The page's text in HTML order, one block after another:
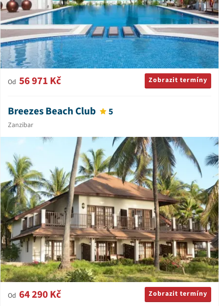
Od 56 971 Kč Zobrazit termíny
Breezes Beach Club 5
Zanzibar
Od 64 290 Kč Zobrazit termíny